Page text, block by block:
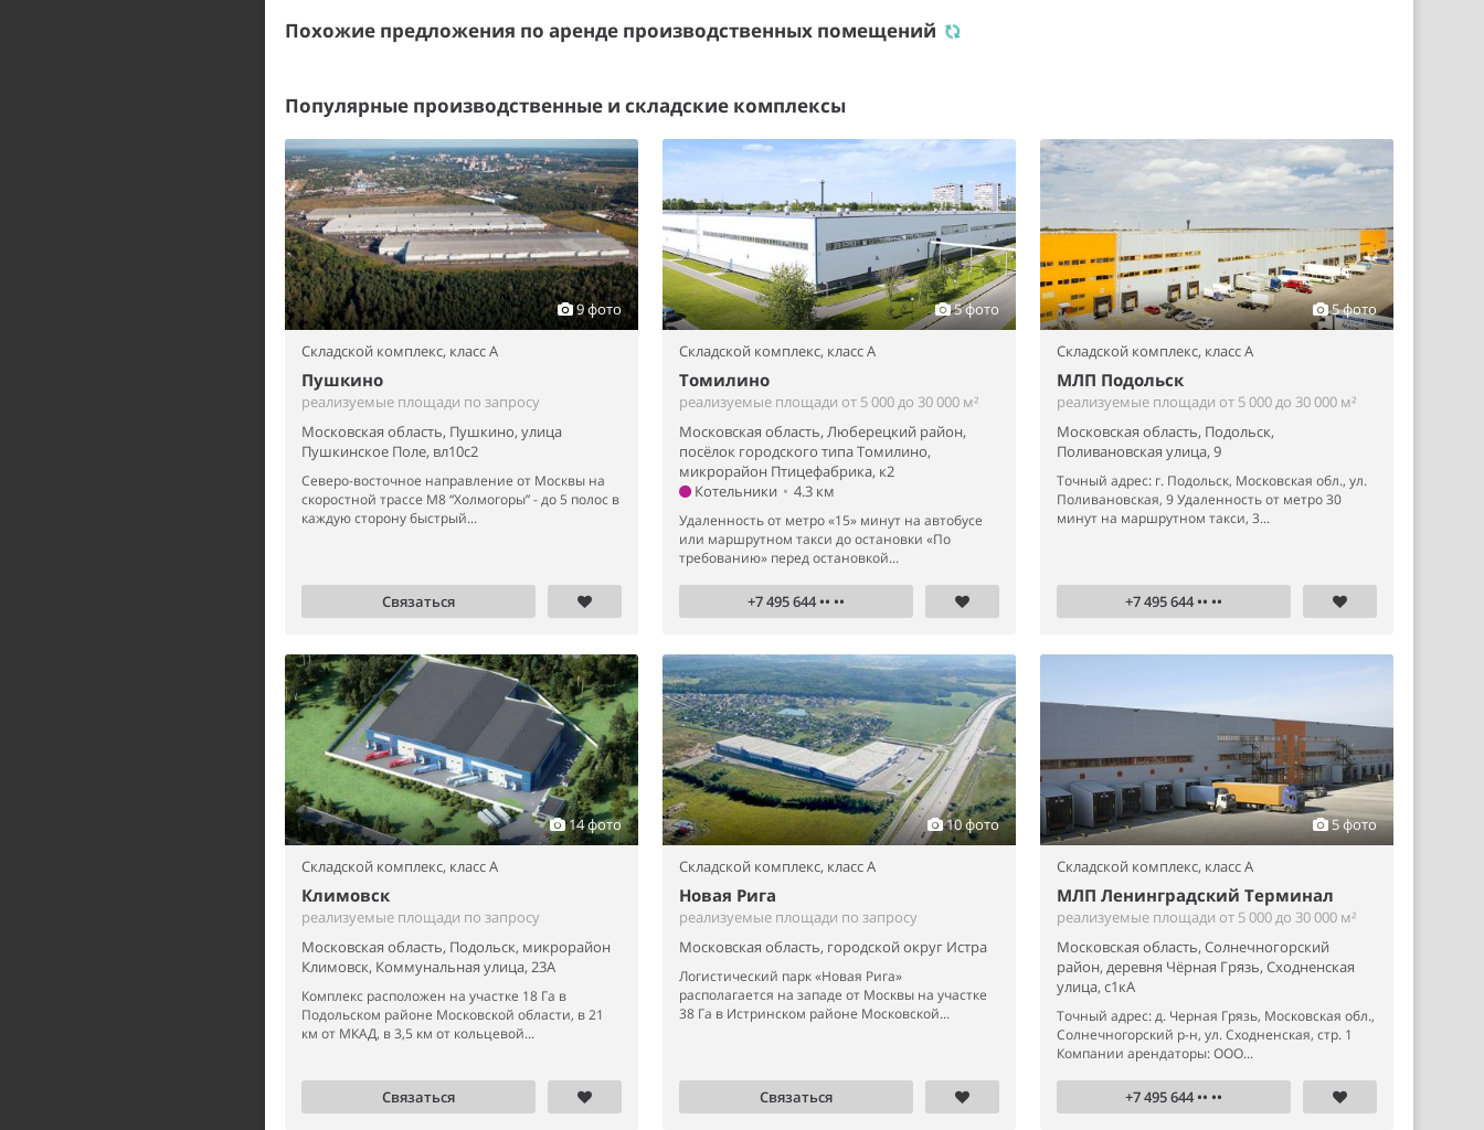
Похожие предложения по аренде производственных помещений
Популярные производственные и складские комплексы
9 фото
Складской комплекс, класс A
Пушкино
реализуемые площади по запросу
Московская область, Пушкино, улица
Пушкинское Поле, вл10с2
Северо-восточное направление от Москвы на
скоростной трассе М8 “Холмогоры” - до 5 полос в
каждую сторону быстрый...
Связаться
5 фото
Складской комплекс, класс A
Томилино
реализуемые площади от 5 000 до 30 000 м²
Московская область, Люберецкий район,
посёлок городского типа Томилино,
микрорайон Птицефабрика, к2
Котельники • 4.3 км
Удаленность от метро «15» минут на автобусе
или маршрутном такси до остановки «По
требованию» перед остановкой...
+7 495 644 •• ••
5 фото
Складской комплекс, класс A
МЛП Подольск
реализуемые площади от 5 000 до 30 000 м²
Московская область, Подольск,
Поливановская улица, 9
Точный адрес: г. Подольск, Московская обл., ул.
Поливановская, 9 Удаленность от метро 30
минут на маршрутном такси, 3...
+7 495 644 •• ••
14 фото
Складской комплекс, класс A
Климовск
реализуемые площади по запросу
Московская область, Подольск, микрорайон
Климовск, Коммунальная улица, 23А
Комплекс расположен на участке 18 Га в
Подольском районе Московской области, в 21
км от МКАД, в 3,5 км от кольцевой...
Связаться
10 фото
Складской комплекс, класс A
Новая Рига
реализуемые площади по запросу
Московская область, городской округ Истра
Логистический парк «Новая Рига»
располагается на западе от Москвы на участке
38 Га в Истринском районе Московской...
Связаться
5 фото
Складской комплекс, класс A
МЛП Ленинградский Терминал
реализуемые площади от 5 000 до 30 000 м²
Московская область, Солнечногорский
район, деревня Чёрная Грязь, Сходненская
улица, с1кА
Точный адрес: д. Черная Грязь, Московская обл.,
Солнечногорский р-н, ул. Сходненская, стр. 1
Компании арендаторы: ООО...
+7 495 644 •• ••